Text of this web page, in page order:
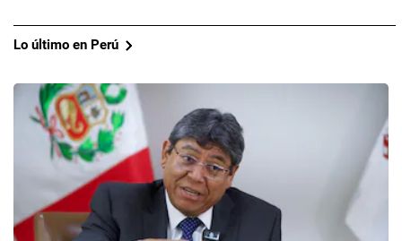
Lo último en Perú